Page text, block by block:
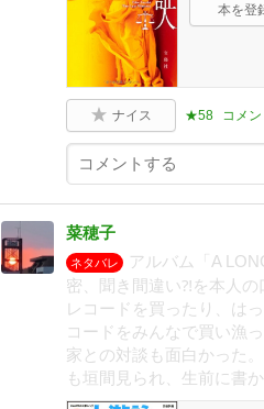
本を登
ナイス ★58 コメ
菜穂子
ネタバレ
アルバム「A
密、聞き間違い⁈を本人
レコードを買ったり、は
コードをみんなで買い漁
家との対談も面白かった
も垣間見られ、生前に書